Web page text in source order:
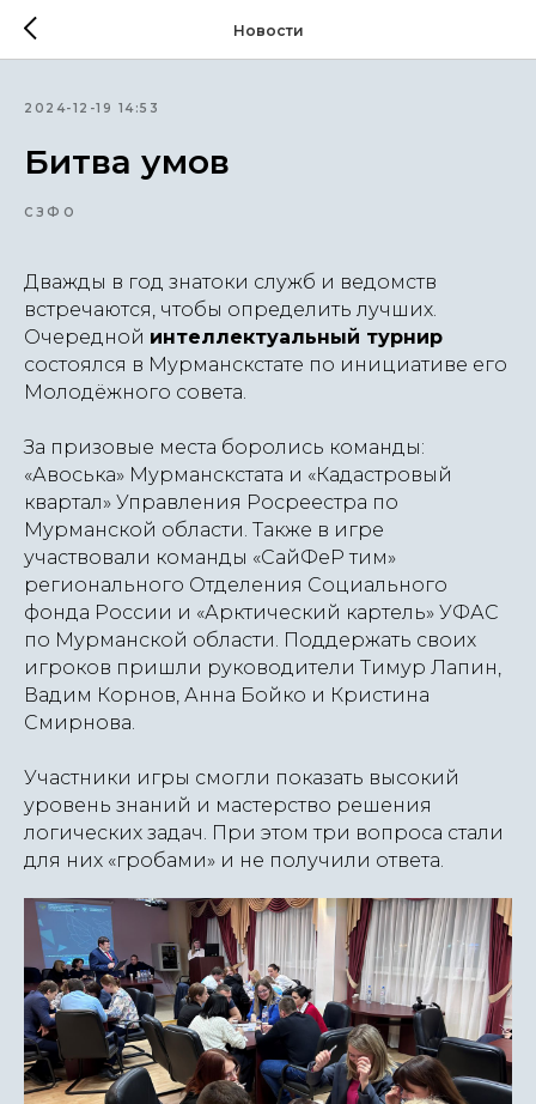
Новости
2024-12-19 14:53
Битва умов
СЗФО
Дважды в год знатоки служб и ведомств
встречаются, чтобы определить лучших.
Очередной интеллектуальный турнир
состоялся в Мурманскстате по инициативе его
Молодёжного совета.
За призовые места боролись команды:
«Авоська» Мурманскстата и «Кадастровый
квартал» Управления Росреестра по
Мурманской области. Также в игре
участвовали команды «СайФеР тим»
регионального Отделения Социального
фонда России и «Арктический картель» УФАС
по Мурманской области. Поддержать своих
игроков пришли руководители Тимур Лапин,
Вадим Корнов, Анна Бойко и Кристина
Смирнова.
Участники игры смогли показать высокий
уровень знаний и мастерство решения
логических задач. При этом три вопроса стали
для них «гробами» и не получили ответа.